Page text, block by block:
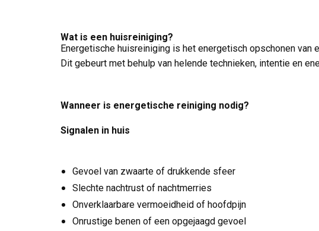
Wat is een huisreiniging?
Energetische huisreiniging is het energetisch opschonen
Dit gebeurt met behulp van helende technieken, intentie en
Wanneer is energetische reiniging nodig?
Signalen in huis
Gevoel van zwaarte of drukkende sfeer
Slechte nachtrust of nachtmerries
Onverklaarbare vermoeidheid of hoofdpijn
Onrustige benen of een opgejaagd gevoel